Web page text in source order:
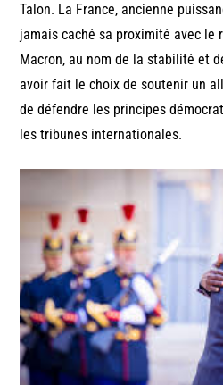
Talon. La France, ancienne
jamais caché sa proximité avec le
Macron, au nom de la stabilité et
avoir fait le choix de soutenir un
de défendre les principes
les tribunes internationales.